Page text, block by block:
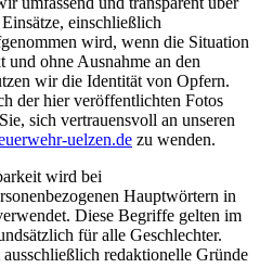
einschließlich
wird, wenn die Situation
und ohne Ausnahme an den
wir die Identität von Opfern.
der hier veröffentlichten Fotos
sich vertrauensvoll an unseren
uelzen.de zu wenden.
wird bei
Hauptwörtern in
Diese Begriffe gelten im
für alle Geschlechter.
redaktionelle Gründe